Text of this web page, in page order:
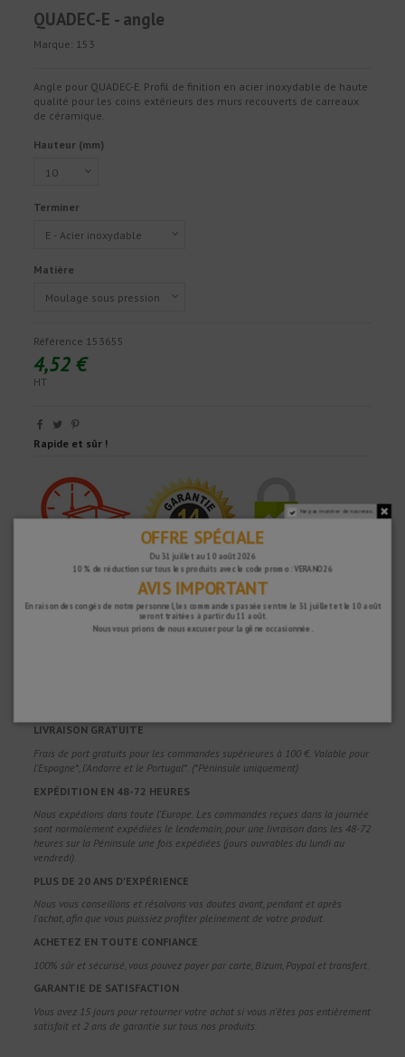
QUADEC-E - angle
Marque: 153
Angle pour QUADEC-E. Profil de finition en acier inoxydable de haute
qualité pour les coins extérieurs des murs recouverts de carreaux
de céramique.
Hauteur (mm)
Terminer
Matière
Référence 153655
4,52 €
HT
Rapide et sûr !
LIVRAISON GRATUITE
Frais de port gratuits pour les commandes supérieures à 100 €. Valable pour
l'Espagne*, l'Andorre et le Portugal*. (*Péninsule uniquement)
EXPÉDITION EN 48-72 HEURES
Nous expédions dans toute l'Europe. Les commandes reçues dans la journée
sont normalement expédiées le lendemain, pour une livraison dans les 48-72
heures sur la Péninsule une fois expédiées (jours ouvrables du lundi au
vendredi).
PLUS DE 20 ANS D'EXPÉRIENCE
Nous vous conseillons et résolvons vos doutes avant, pendant et après
l'achat, afin que vous puissiez profiter pleinement de votre produit.
ACHETEZ EN TOUTE CONFIANCE
100% sûr et sécurisé, vous pouvez payer par carte, Bizum, Paypal et transfert.
GARANTIE DE SATISFACTION
Vous avez 15 jours pour retourner votre achat si vous n'êtes pas entièrement
satisfait et 2 ans de garantie sur tous nos produits.
Ne pas montrer de nouveau.
OFFRE SPÉCIALE
Du 31 juillet au 10 août 2026
10 % de réduction sur tous les produits avec le code promo : VERANO26
AVIS IMPORTANT
En raison des congés de notre personnel, les commandes passées entre le 31 juillet et le 10 août
seront traitées à partir du 11 août.
Nous vous prions de nous excuser pour la gêne occasionnée.